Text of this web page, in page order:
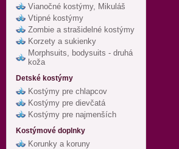
Vianočné kostýmy, Mikuláš
Vtipné kostýmy
Zombie a strašidelné kostýmy
Korzety a sukienky
Morphsuits, bodysuits - druhá
koža
Detské kostýmy
Kostýmy pre chlapcov
Kostýmy pre dievčatá
Kostýmy pre najmenších
Kostýmové doplnky
Korunky a koruny